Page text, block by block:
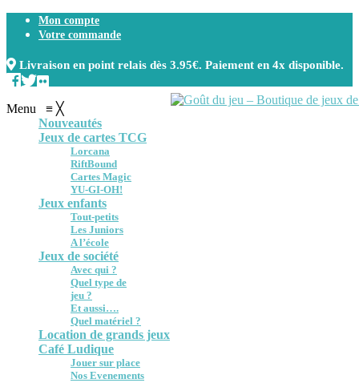
Mon compte
Votre commande
Livraison en point relais dès 3.95€. Paiement en 4x disponible.
Menu ≡ ╳
Nouveautés
Jeux de cartes TCG
Lorcana
RiftBound
Cartes Magic
YU-GI-OH!
Jeux enfants
Tout-petits
Les Juniors
A l’école
Jeux de société
Avec qui ?
Quel type de
jeu ?
Et aussi….
Quel matériel ?
Location de grands jeux
Café Ludique
Jouer sur place
Nos Evenements